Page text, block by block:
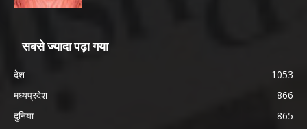
सबसे ज्यादा पढ़ा गया
देश
1053
मध्यप्रदेश
866
दुनिया
865